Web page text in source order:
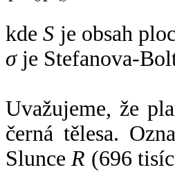
kdeS je obsah
σje Stefanova-
Uvažujeme, že
černá tělesa.
SlunceR (696